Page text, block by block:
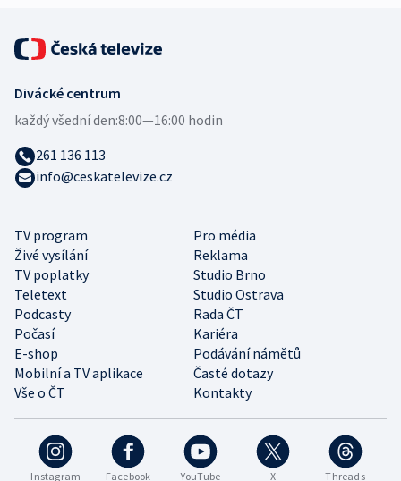
Instagram Facebook YouTube X Threads
TV program
Pro média
Živé vysílání
Reklama
TV poplatky
Studio Brno
Teletext
Studio Ostrava
Podcasty
Rada ČT
Počasí
Kariéra
E-shop
Podávání námětů
Mobilní a TV aplikace
Časté dotazy
Vše o ČT
Kontakty
Divácké centrum
každý všední den:8:00—16:00 hodin
261 136 113
info@ceskatelevize.cz